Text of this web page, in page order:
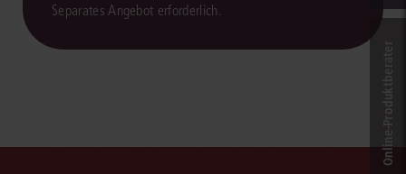
Separates Angebot erforderlich.
Online-Produkt­berater